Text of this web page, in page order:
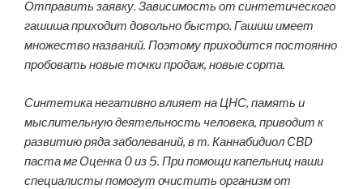
Отправить заявку. Зависимость от синтетического
гашиша приходит довольно быстро. Гашиш имеет
множество названий. Поэтому приходится постоянно
пробовать новые точки продаж, новые сорта.
Синтетика негативно влияет на ЦНС, память и
мыслительную деятельность человека, приводит к
развитию ряда заболеваний, в т. Каннабидиол CBD
паста мг Оценка 0 из 5. При помощи капельниц наши
специалисты помогут очистить организм от